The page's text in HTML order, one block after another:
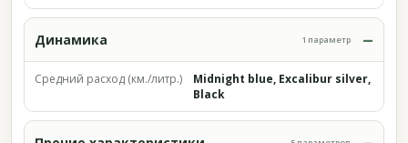
Динамика 1 параметр
Средний расход (км./литр.)
Midnight blue, Excalibur silver,
Black